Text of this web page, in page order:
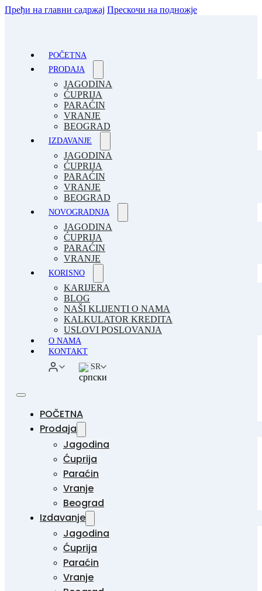
Пређи на главни садржај Прескочи на подножје
POČETNA
PRODAJA
JAGODINA
ĆUPRIJA
PARAĆIN
VRANJE
BEOGRAD
IZDAVANJE
JAGODINA
ĆUPRIJA
PARAĆIN
VRANJE
BEOGRAD
NOVOGRADNJA
JAGODINA
ĆUPRIJA
PARAĆIN
VRANJE
KORISNO
KARIJERA
BLOG
NAŠI KLIJENTI O NAMA
KALKULATOR KREDITA
USLOVI POSLOVANJA
O NAMA
KONTAKT
SR
POČETNA
Prodaja
Jagodina
Ćuprija
Paraćin
Vranje
Beograd
Izdavanje
Jagodina
Ćuprija
Paraćin
Vranje